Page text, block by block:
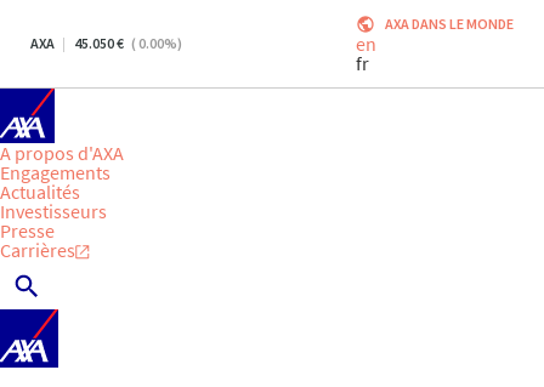
AXA 45.050 ( 0.00%)
AXA DANS LE MONDE
en
fr
A propos d'AXA
Engagements
Actualités
Investisseurs
Presse
Carrières